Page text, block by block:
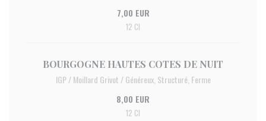
7,00 EUR
12 Cl
BOURGOGNE HAUTES COTES DE NUIT
IGP / Moillard Grivot / Généreux, Structuré, Ferme
8,00 EUR
12 Cl